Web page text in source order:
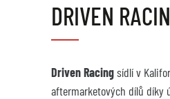
DRIVEN
Driven Racing sídlí v
aftermarketových dílů díky